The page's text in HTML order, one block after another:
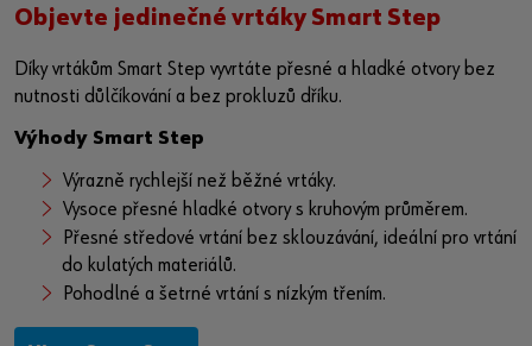
osobních údajů a nastránce o souborech cookie.
Aktivovat obsah
na platformě poskytovatele:
td1W41UGY
Objevte jedinečné vrtáky Smart Step
Díky vrtákům Smart Step vyvrtáte přesné a hladké otvory bez
nutnosti důlčíkování a bez prokluzů dříku.
Výhody Smart Step
Výrazně rychlejší než běžné vrtáky.
Vysoce přesné hladké otvory s kruhovým průměrem.
Přesné středové vrtání bez sklouzávání, ideální pro vrtání
do kulatých materiálů.
Pohodlné a šetrné vrtání s nízkým třením.